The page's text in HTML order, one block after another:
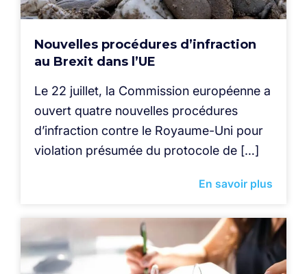
Nouvelles procédures d’infraction
au Brexit dans l’UE
Le 22 juillet, la Commission européenne a
ouvert quatre nouvelles procédures
d’infraction contre le Royaume-Uni pour
violation présumée du protocole de […]
En savoir plus